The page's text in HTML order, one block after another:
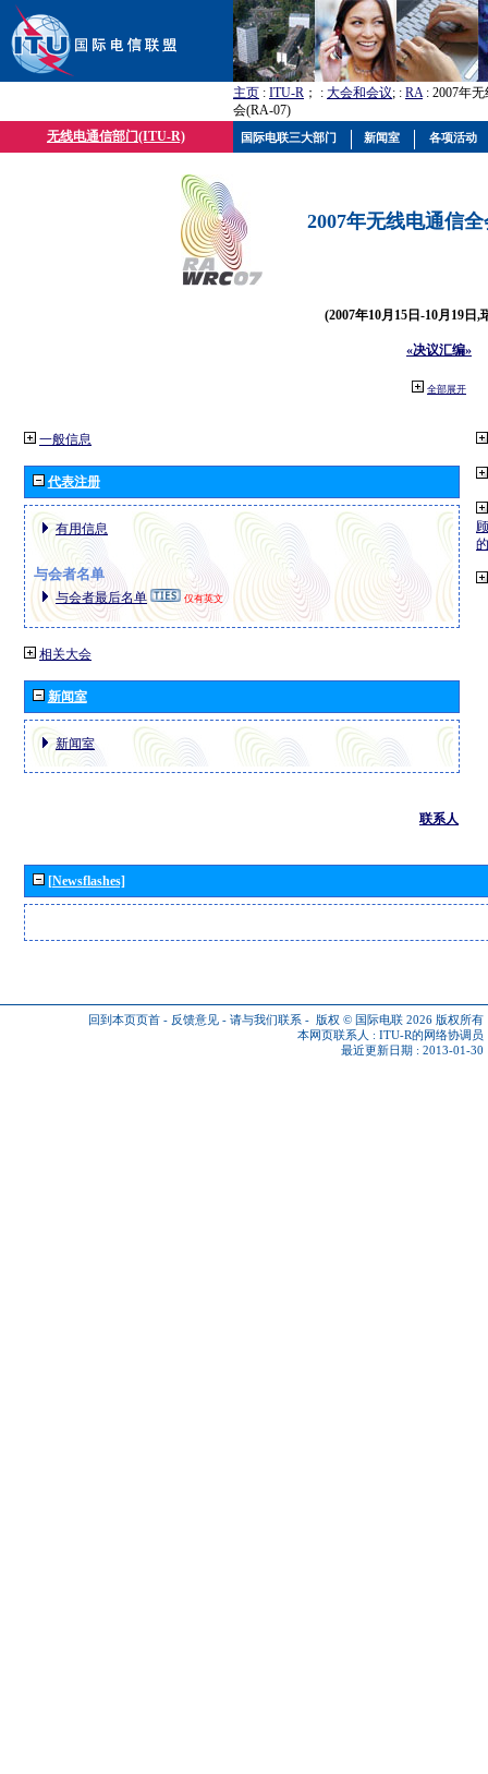
主页 : ITU-R ； : 大会和会议; : RA: 2007年
会(RA-07)
无线电通信部门(ITU-R)
2007年无线电通信
(2007年10月15日-10月19日,
«决议汇编»
全部展开
一般信息
代表注册
有用信息
与会者名单
与会者最后名单 仅有英文
相关大会
新闻室
新闻室
联系人
[Newsflashes]
回到本页页首 - 反馈意见 - 请与我们联系 - 版权 © 国际电联 2026 版权所有
本网页联系人 : ITU-R的网络协调员
最近更新日期 : 2013-01-30
国际电联三大部门 新闻室 各项活动